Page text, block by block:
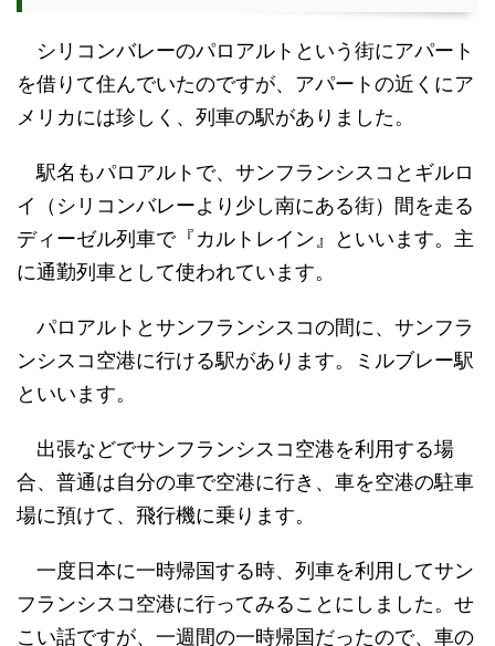
シリコンバレーのパロアルトという街にアパート
を借りて住んでいたのですが、アパートの近くにア
メリカには珍しく、列車の駅がありました。
駅名もパロアルトで、サンフランシスコとギルロ
イ（シリコンバレーより少し南にある街）間を走る
ディーゼル列車で『カルトレイン』といいます。主
に通勤列車として使われています。
パロアルトとサンフランシスコの間に、サンフラ
ンシスコ空港に行ける駅があります。ミルブレー駅
といいます。
出張などでサンフランシスコ空港を利用する場
合、普通は自分の車で空港に行き、車を空港の駐車
場に預けて、飛行機に乗ります。
一度日本に一時帰国する時、列車を利用してサン
フランシスコ空港に行ってみることにしました。せ
こい話ですが、一週間の一時帰国だったので、車の